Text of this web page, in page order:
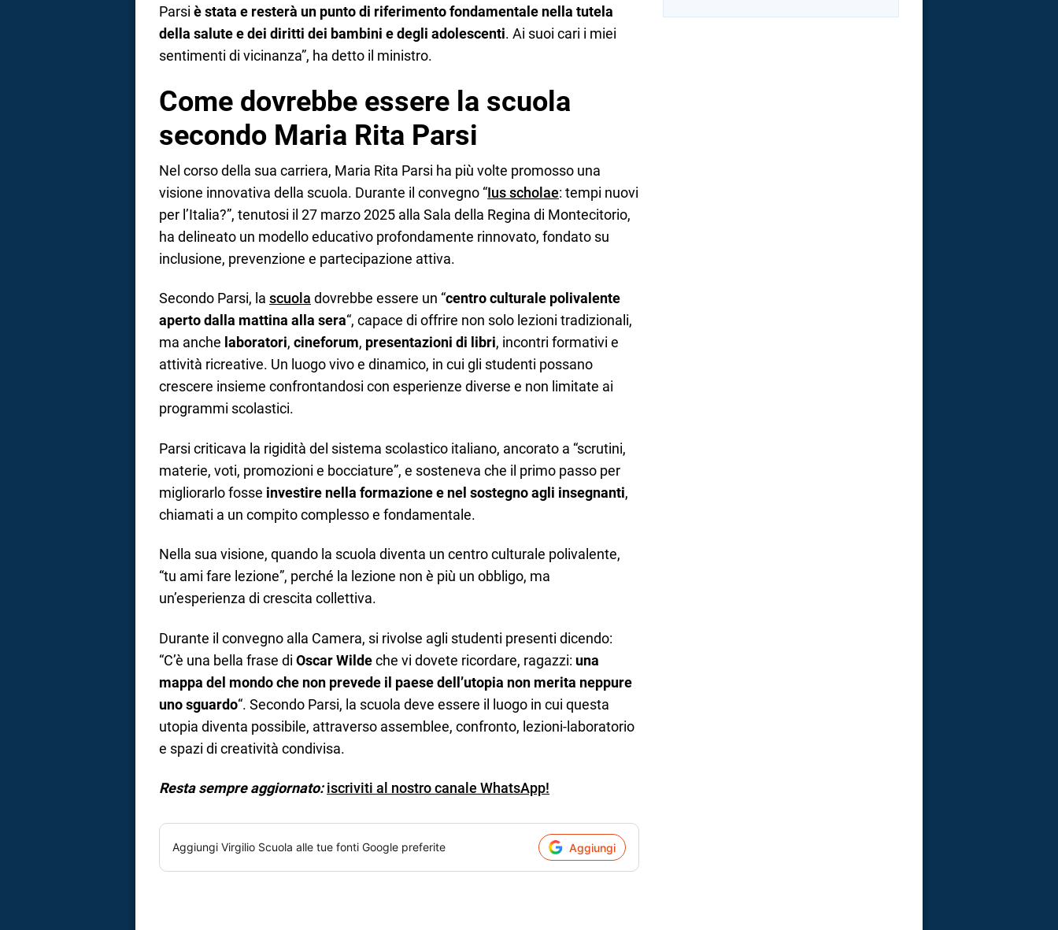
Parsi è stata e resterà un punto di riferimento fondamentale nella tutela
della salute e dei diritti dei bambini e degli adolescenti. Ai suoi cari i miei
sentimenti di vicinanza”, ha detto il ministro.
Come dovrebbe essere la scuola
secondo Maria Rita Parsi
Nel corso della sua carriera, Maria Rita Parsi ha più volte promosso una
visione innovativa della scuola. Durante il convegno “Ius scholae: tempi nuovi
per l’Italia?”, tenutosi il 27 marzo 2025 alla Sala della Regina di Montecitorio,
ha delineato un modello educativo profondamente rinnovato, fondato su
inclusione, prevenzione e partecipazione attiva.
Secondo Parsi, la scuola dovrebbe essere un “centro culturale polivalente
aperto dalla mattina alla sera“, capace di offrire non solo lezioni tradizionali,
ma anche laboratori, cineforum, presentazioni di libri, incontri formativi e
attività ricreative. Un luogo vivo e dinamico, in cui gli studenti possano
crescere insieme confrontandosi con esperienze diverse e non limitate ai
programmi scolastici.
Parsi criticava la rigidità del sistema scolastico italiano, ancorato a “scrutini,
materie, voti, promozioni e bocciature”, e sosteneva che il primo passo per
migliorarlo fosse investire nella formazione e nel sostegno agli insegnanti,
chiamati a un compito complesso e fondamentale.
Nella sua visione, quando la scuola diventa un centro culturale polivalente,
“tu ami fare lezione”, perché la lezione non è più un obbligo, ma
un’esperienza di crescita collettiva.
Durante il convegno alla Camera, si rivolse agli studenti presenti dicendo:
“C’è una bella frase di Oscar Wildeche vi dovete ricordare, ragazzi: una
mappa del mondo che non prevede il paese dell’utopia non merita neppure
uno sguardo“. Secondo Parsi, la scuola deve essere il luogo in cui questa
utopia diventa possibile, attraverso assemblee, confronto, lezioni-laboratorio
e spazi di creatività condivisa.
Resta sempre aggiornato: iscriviti al nostro canale WhatsApp!
Aggiungi Virgilio Scuola alle tue fonti Google preferite Aggiungi